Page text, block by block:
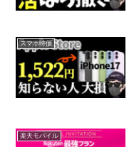
スマホ特価
楽天モバイル